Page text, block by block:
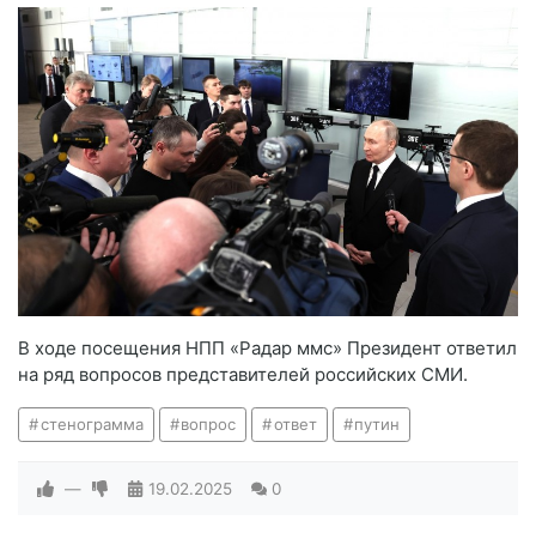
В ходе посещения НПП «Радар ммс» Президент ответил
на ряд вопросов представителей российских СМИ.
стенограмма вопрос ответ путин
— 19.02.2025 0